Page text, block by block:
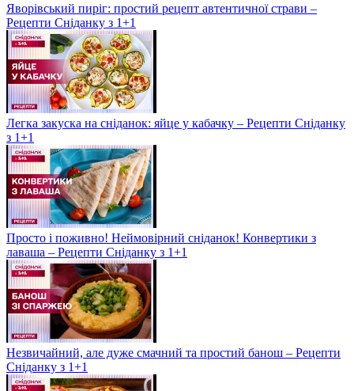
Яворівський пиріг: простий рецепт автентичної страви –
Рецепти Сніданку з 1+1
Легка закуска на сніданок: яйце у кабачку – Рецепти Сніданку
з 1+1
Просто і поживно! Неймовірний сніданок! Конвертики з
лаваша – Рецепти Сніданку з 1+1
Незвичайний, але дуже смачний та простий банош – Рецепти
Сніданку з 1+1